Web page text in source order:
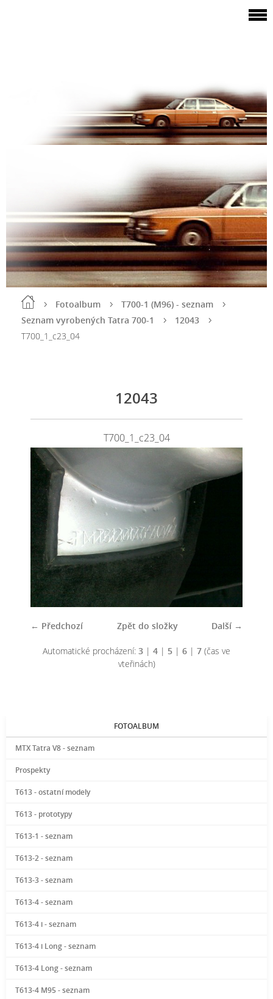
Fotoalbum
T700-1 (M96) - seznam
Seznam vyrobených Tatra 700-1
12043
T700_1_c23_04
12043
T700_1_c23_04
← Předchozí Další →
Zpět do složky
Automatické procházení: 3 | 4 | 5 | 6 | 7 (čas ve
vteřinách)
FOTOALBUM
MTX Tatra V8 - seznam
Prospekty
T613 - ostatní modely
T613 - prototypy
T613-1 - seznam
T613-2 - seznam
T613-3 - seznam
T613-4 - seznam
T613-4 i - seznam
T613-4 i Long - seznam
T613-4 Long - seznam
T613-4 M95 - seznam